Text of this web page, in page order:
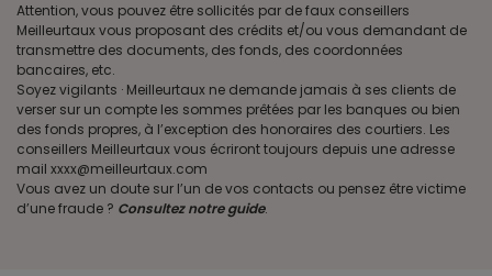
Attention, vous pouvez être sollicités par de faux conseillers
Meilleurtaux vous proposant des crédits et/ou vous demandant de
transmettre des documents, des fonds, des coordonnées
bancaires, etc.
Soyez vigilants · Meilleurtaux ne demande jamais à ses clients de
verser sur un compte les sommes prêtées par les banques ou bien
des fonds propres, à l’exception des honoraires des courtiers. Les
conseillers Meilleurtaux vous écriront toujours depuis une adresse
mail xxxx@meilleurtaux.com
Vous avez un doute sur l’un de vos contacts ou pensez être victime
d’une fraude ? Consultez notre guide.